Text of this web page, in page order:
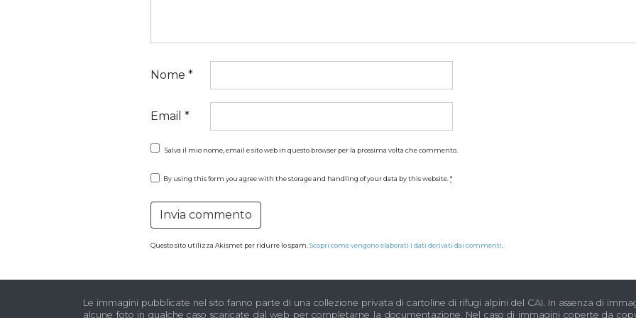
Nome *
Email *
Salva il mio nome, email e sito web in questo browser per la prossima volta che commento.
By using this form you agree with the storage and handling of your data by this website. *
Questo sito utilizza Akismet per ridurre lo spam. Scopri come vengono elaborati i dati derivati dai commenti
Le immagini pubblicate nel sito fanno parte di una collezione privata di cartoline di rifugi alpini del CAI. In assenza di
alcune foto in qualche caso scaricate dal web per completarne la documentazione. Nel caso di immagini coperte da